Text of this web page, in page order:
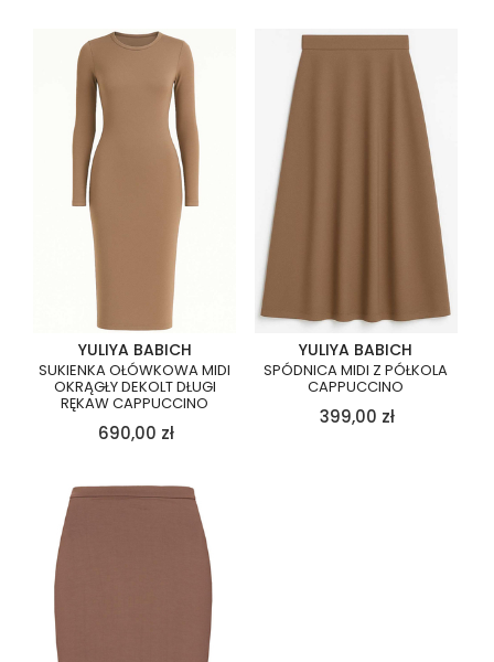
YULIYA BABICH
SUKIENKA OŁÓWKOWA MIDI
OKRĄGŁY DEKOLT DŁUGI
RĘKAW CAPPUCCINO
690,00 zł
YULIYA BABICH
SPÓDNICA MIDI Z PÓŁKOLA
CAPPUCCINO
399,00 zł